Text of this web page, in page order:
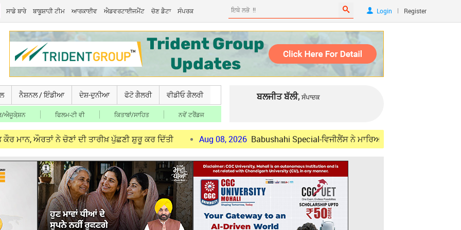
ਸਾਡੇ ਬਾਰੇ ਬਾਬੂਸ਼ਾਹੀ ਟੀਮ ਆਰਕਾਈਵ ਐਡਵਰਟਾਈਜਮੈਂਟ ਚੋਣ ਡੈਟਾ ਸੰਪਰਕ Login | Register
ਨੈਸ਼ਨਲ / ਇੰਡੀਆ ਦੇਸ਼-ਦੁਨੀਆ ਫੋਟੋ ਗੈਲਰੀ ਵੀਡੀਓ ਗੈਲਰੀ
ਐਜੂਕੇ਼ਸ਼ਨ ਫਿਲਮ-ਟੀ ਵੀ ਕਿਤਾਬਾਂ/ਸਾਹਿਤ ਨਵੇਂ ਟਰੈਂਡਜ
ਬਲਜੀਤ ਬੱਲੀ, ਸੰਪਾਦਕ
ਨੇ ਚੋਣਾਂ ਦੀ ਤਾਰੀਖ਼ ਪੁੱਛਣੀ ਸ਼ੁਰੂ ਕਰ ਦਿੱਤੀ Aug 08, 2026 Babushahi Special-ਵਿਜੀਲੈਂਸ ਨੇ ਮਾਰਿਆ ਛਾਪਾ ਤਾਂ ਮੁੱਕਿਆ ਵਰਦੀ ਵਾਲੇ